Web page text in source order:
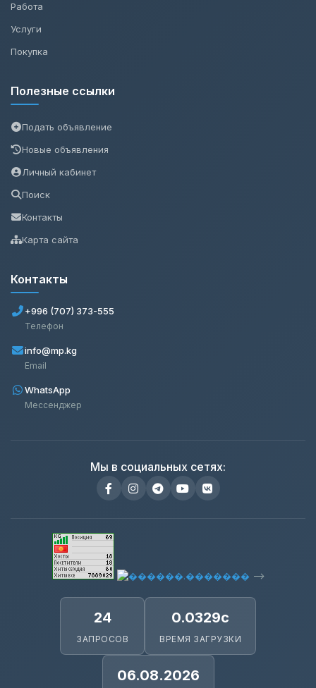
Работа
Услуги
Покупка
Полезные ссылки
Подать объявление
Новые объявления
Личный кабинет
Поиск
Контакты
Карта сайта
Контакты
+996 (707) 373-555
Телефон
info@mp.kg
Email
WhatsApp
Мессенджер
Мы в социальных сетях:
-->
24
ЗАПРОСОВ
0.0329с
ВРЕМЯ ЗАГРУЗКИ
06.08.2026